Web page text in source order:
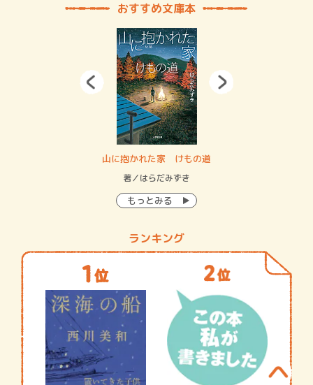
おすすめ文庫本
山に抱かれた家 けもの道
著／はらだみずき
もっとみる
ランキング